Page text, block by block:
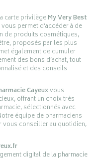
carte privilègeMy Very Best
permet d’accéder à de
de produits cosmétiques,
proposés par les plus
également de cumuler
des bons d’achat, tout
et des conseils
Cayeuxvous
offrant un choix très
sélectionnés avec
équipe de pharmaciens
vous conseiller au quotidien,
digital de la pharmacie